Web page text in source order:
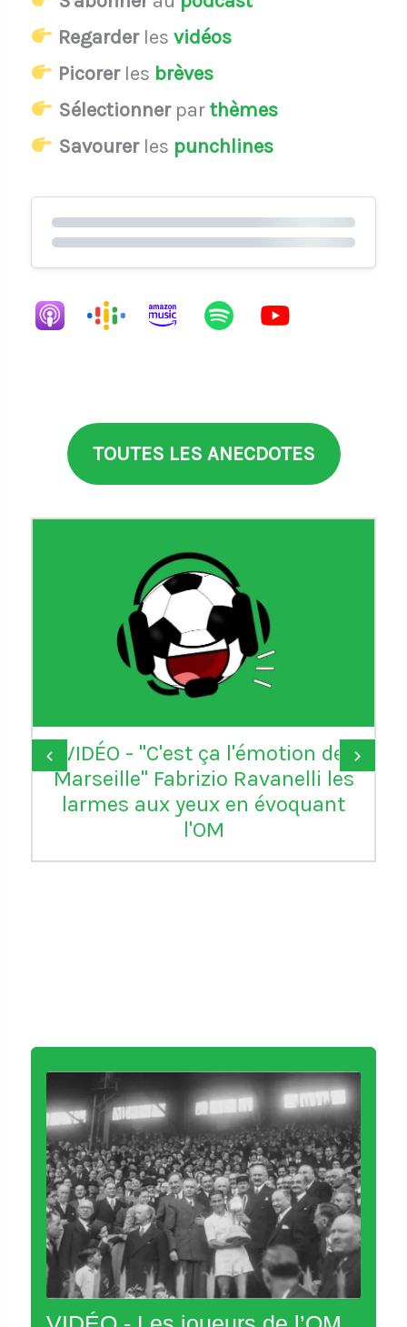
Regarderles vidéos
Picorerles brèves
Sélectionnerparthèmes
Savourerles punchlines
TOUTES LES ANECDOTES
VIDÉO - "C'est ça l'émotion de
Marseille" Fabrizio Ravanelli les
larmes aux yeux en évoquant
l'OM
‹ ›